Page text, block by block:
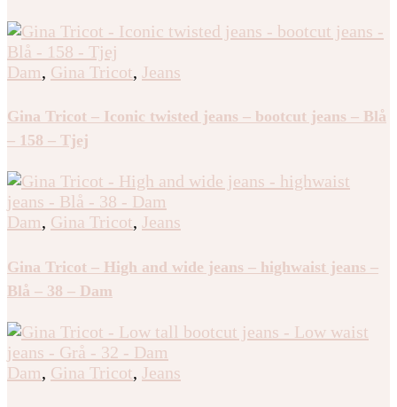
Dam, Gina Tricot, Jeans
Gina Tricot – Iconic twisted jeans – bootcut jeans – Blå
– 158 – Tjej
Dam, Gina Tricot, Jeans
Gina Tricot – High and wide jeans – highwaist jeans –
Blå – 38 – Dam
Dam, Gina Tricot, Jeans